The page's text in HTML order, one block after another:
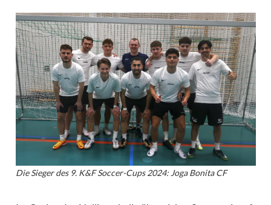
Die Sieger des 9. K&F Soccer-Cups 2024: Joga Bonita CF